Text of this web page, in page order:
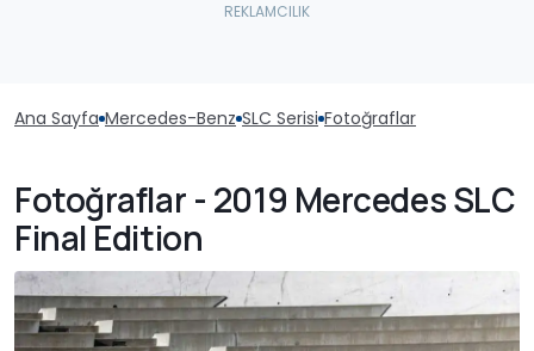
Ana Sayfa Mercedes-Benz SLC Serisi Fotoğraflar
Fotoğraflar - 2019 Mercedes SLC
Final Edition